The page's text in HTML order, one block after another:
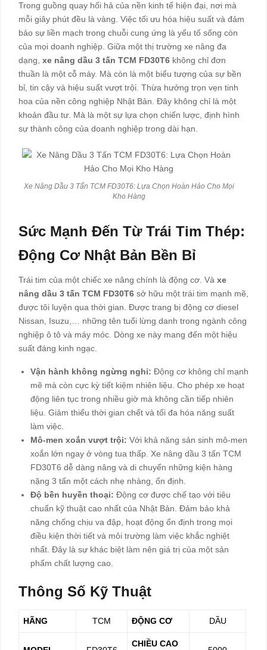
Trong guồng quay hối hả của nền kinh tế hiện đại, nơi mà
mỗi giây phút đều là vàng. Việc tối ưu hóa hiệu suất và đảm
bảo sự liền mạch trong chuỗi cung ứng là yếu tố sống còn
của mọi doanh nghiệp. Giữa một thị trường xe nâng đa
dạng, xe nâng dầu 3 tấn TCM FD30T6 không chỉ đơn
thuần là một cỗ máy. Mà còn là một biểu tượng của sự bền
bỉ, tin cậy và hiệu suất vượt trội. Thừa hưởng trọn vẹn tinh
hoa của nền công nghiệp Nhật Bản. Đây không chỉ là một
khoản đầu tư. Mà là một sự lựa chọn chiến lược, định hình
sự thành công của doanh nghiệp trong dài hạn.
Xe Nâng Dầu 3 Tấn TCM FD30T6: Lựa Chọn Hoàn Hảo Cho Mọi
Kho Hàng
Sức Mạnh Đến Từ Trái Tim Thép:
Động Cơ Nhật Bản Bền Bỉ
Trái tim của một chiếc xe nâng chính là động cơ. Và xe
nâng dầu 3 tấn TCM FD30T6 sở hữu một trái tim mạnh mẽ,
được tôi luyện qua thời gian. Được trang bị động cơ diesel
Nissan, Isuzu,… những tên tuổi lừng danh trong ngành công
nghiệp ô tô và máy móc. Dòng xe này mang đến một hiệu
suất đáng kinh ngạc.
Vận hành không ngừng nghỉ: Động cơ không chỉ mạnh
mẽ mà còn cực kỳ tiết kiệm nhiên liệu. Cho phép xe hoạt
động liên tục trong nhiều giờ mà không cần tiếp nhiên
liệu. Giảm thiểu thời gian chết và tối đa hóa năng suất
làm việc.
Mô-men xoắn vượt trội: Với khả năng sản sinh mô-men
xoắn lớn ngay ở vòng tua thấp. Xe nâng dầu 3 tấn TCM
FD30T6 dễ dàng nâng và di chuyển những kiện hàng
nặng 3 tấn một cách nhẹ nhàng, ổn định.
Độ bền huyền thoại: Động cơ được chế tạo với tiêu
chuẩn kỹ thuật cao nhất của Nhật Bản. Đảm bảo khả
năng chống chịu va đập, hoạt động ổn định trong mọi
điều kiện thời tiết và môi trường làm việc khắc nghiệt
nhất. Đây là sự khác biệt làm nên giá trị của một sản
phẩm chất lượng cao.
Thông Số Kỹ Thuật
HÃNG TCM ĐỘNG CƠ DẦU
CHIỀU CAO